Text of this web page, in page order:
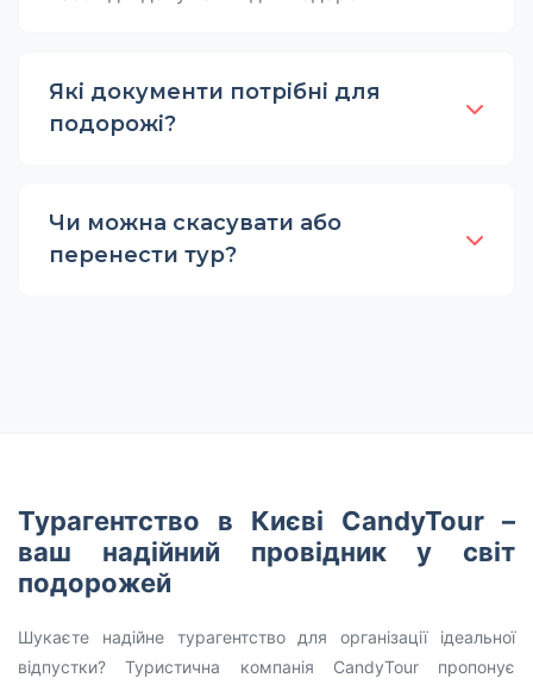
Які документи потрібні для
подорожі?
Чи можна скасувати або
перенести тур?
Турагентство в Києві CandyTour –
ваш надійний провідник у світ
подорожей
Шукаєте надійне турагентство для організації ідеальної
відпустки? Туристична компанія CandyTour пропонує